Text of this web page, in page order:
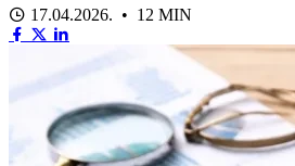
17.04.2026. • 12 MIN